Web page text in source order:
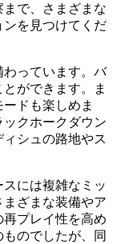
で、さまざまな
を見つけてくだ
わっています。バ
ができます。ま
ードも楽しめま
クホークダウン
シュの路地やス
には複雑なミッ
ざまな装備やア
プレイ性を高め
のでしたが、同